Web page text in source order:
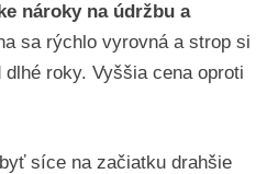
nároky na údržbu a
sa rýchlo vyrovná a strop si
roky. Vyššia cena oproti
síce na začiatku drahšie